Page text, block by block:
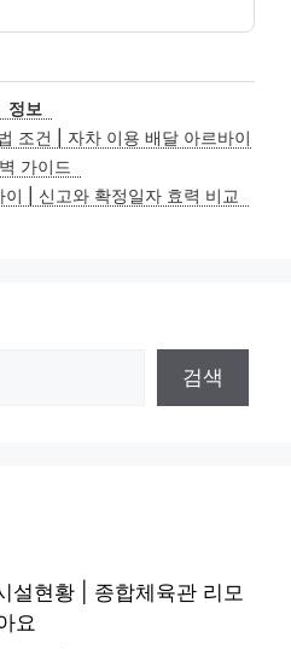
카
고
정보
조건 | 자차 이용 배달 아르바이
가이드
| 신고와 확정일자 효력 비교
검색
설현황 | 종합체육관 리모
요